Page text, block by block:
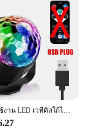
variety of
for use in
world of
lighting
these lights
เสียงเปิดใช้งาน LED เวทีดิสโก้ไฟหมุน DJ Ball พร้อมรีโมทคอนโทรลสีบรรยากาศปาร์ตี้โคมไฟสําหรับ Home KTV Bar Xmas